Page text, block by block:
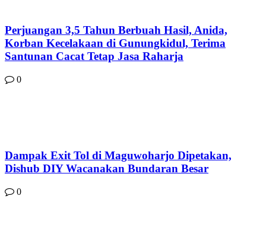
Perjuangan 3,5 Tahun Berbuah Hasil, Anida,
Korban Kecelakaan di Gunungkidul, Terima
Santunan Cacat Tetap Jasa Raharja
0
Dampak Exit Tol di Maguwoharjo Dipetakan,
Dishub DIY Wacanakan Bundaran Besar
0